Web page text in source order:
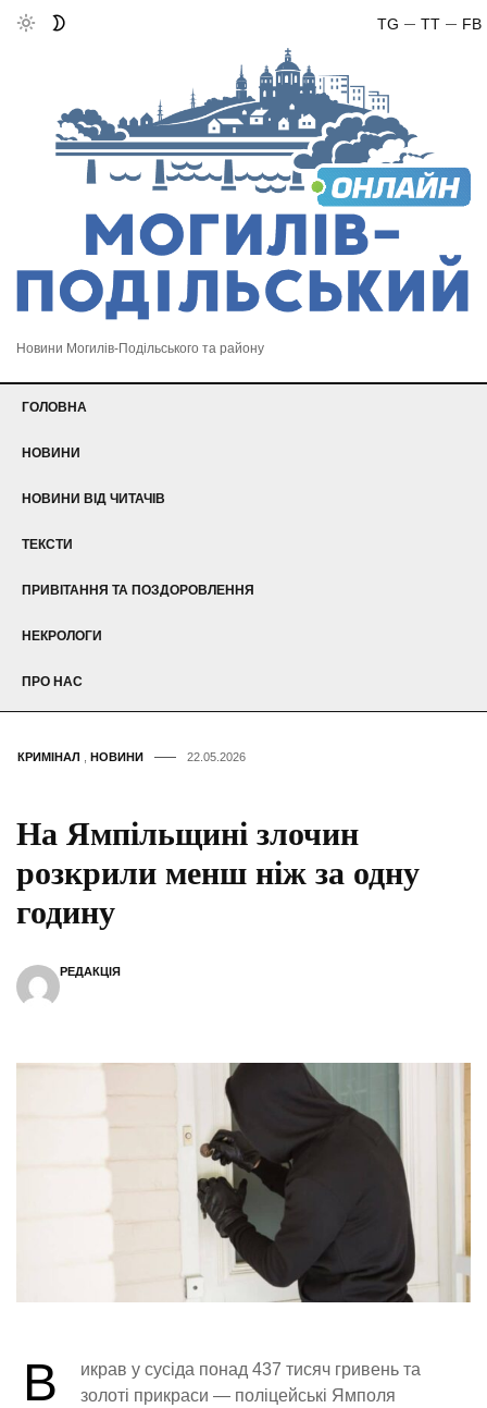
FB
TT
TG
Новини Могилів-Подільського та району
ГОЛОВНА
НОВИНИ
НОВИНИ ВІД ЧИТАЧІВ
ТЕКСТИ
ПРИВІТАННЯ ТА ПОЗДОРОВЛЕННЯ
НЕКРОЛОГИ
ПРО НАС
КРИМІНАЛ НОВИНИ 22.05.2026
На Ямпільщині злочин
розкрили менш ніж за одну
годину
РЕДАКЦІЯ
В
икрав у сусіда понад 437 тисяч гривень та
золоті прикраси — поліцейські Ямполя